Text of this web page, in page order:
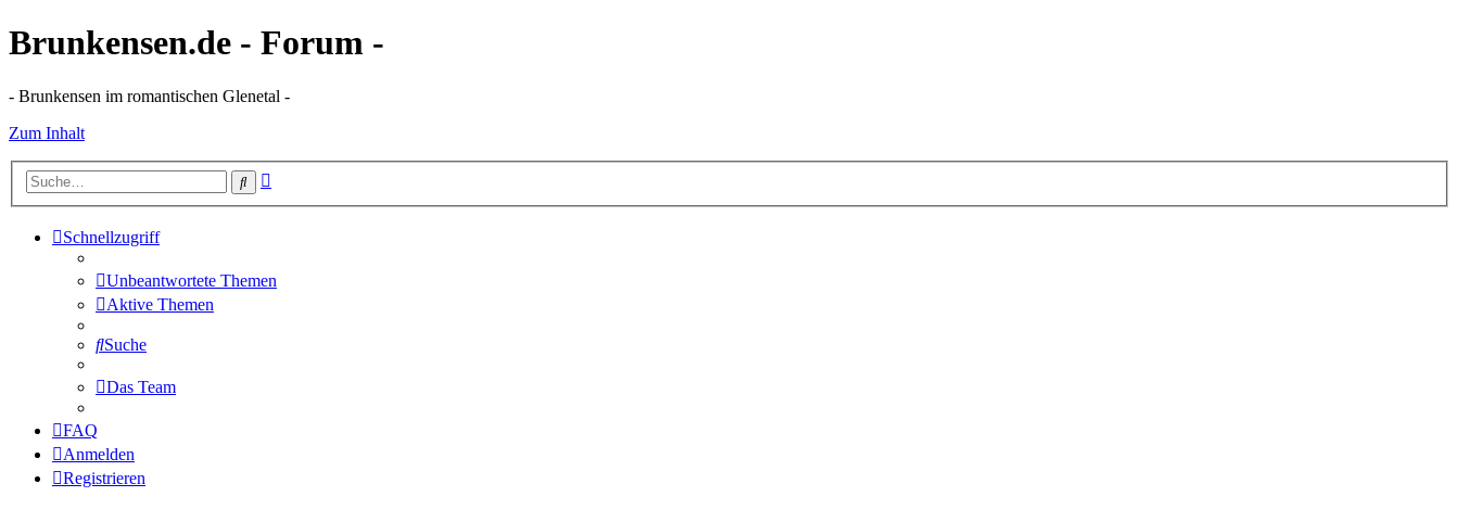
Brunkensen.de - Forum -
- Brunkensen im romantischen Glenetal -
Zum Inhalt
Suche
Schnellzugriff
Unbeantwortete Themen
Aktive Themen
Suche
Das Team
FAQ
Anmelden
Registrieren